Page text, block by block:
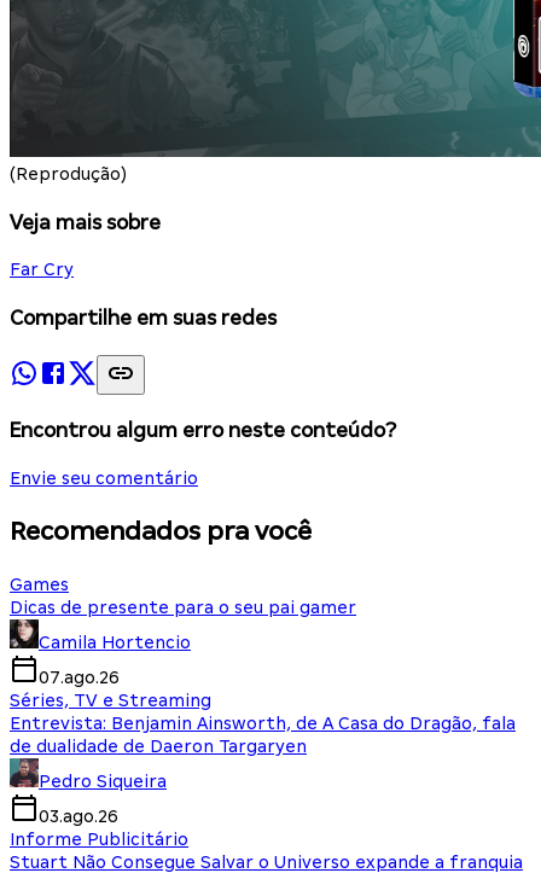
(Reprodução)
Veja mais sobre
Far Cry
Compartilhe em suas redes
Encontrou algum erro neste conteúdo?
Envie seu comentário
Recomendados pra você
Games
Dicas de presente para o seu pai gamer
Camila Hortencio
07.ago.26
Séries, TV e Streaming
Entrevista: Benjamin Ainsworth, de A Casa do Dragão, fala
de dualidade de Daeron Targaryen
Pedro Siqueira
03.ago.26
Informe Publicitário
Stuart Não Consegue Salvar o Universo expande a franquia